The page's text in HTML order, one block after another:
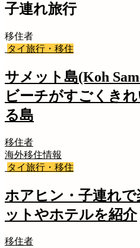
子連れ旅行
移住者
タイ旅行・移住
サメット島(Koh
ビーチがすごくき
る島
移住者
海外移住情報
タイ旅行・移住
ホアヒン・子連れ
ットやホテルを紹介
移住者